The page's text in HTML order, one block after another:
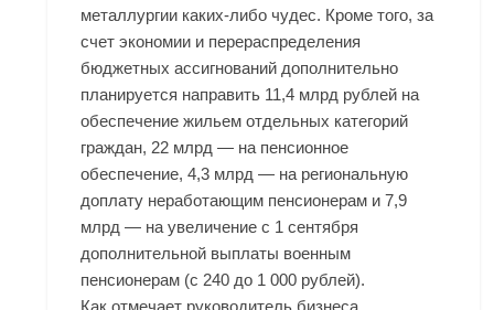
металлургии каких-либо чудес. Кроме того, за
счет экономии и перераспределения
бюджетных ассигнований дополнительно
планируется направить 11,4 млрд рублей на
обеспечение жильем отдельных категорий
граждан, 22 млрд — на пенсионное
обеспечение, 4,3 млрд — на региональную
доплату неработающим пенсионерам и 7,9
млрд — на увеличение с 1 сентября
дополнительной выплаты военным
пенсионерам (с 240 до 1 000 рублей).